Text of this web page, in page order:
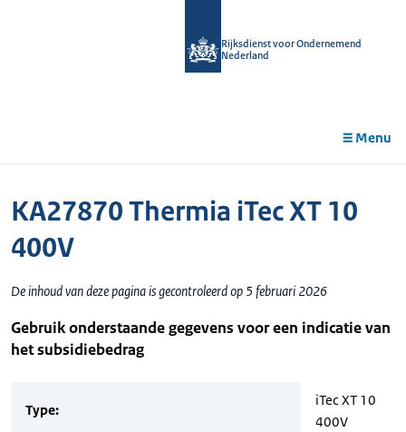
Rijksdienst voor Ondernemend
Nederland
Menu
KA27870 Thermia iTec XT 10
400V
De inhoud van deze pagina is gecontroleerd op 5 februari 2026
Gebruik onderstaande gegevens voor een indicatie van
het subsidiebedrag
Type:
iTec XT 10
400V